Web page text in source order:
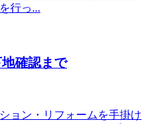
行っ...
確認まで
ョン・リフォームを手掛け